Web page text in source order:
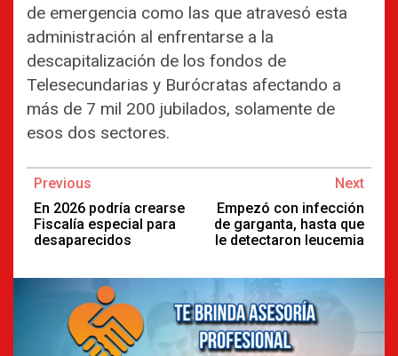
de emergencia como las que atravesó esta
administración al enfrentarse a la
descapitalización de los fondos de
Telesecundarias y Burócratas afectando a
más de 7 mil 200 jubilados, solamente de
esos dos sectores.
Continue
Reading
Previous
En 2026 podría crearse
Fiscalía especial para
desaparecidos
Next
Empezó con infección
de garganta, hasta que
le detectaron leucemia